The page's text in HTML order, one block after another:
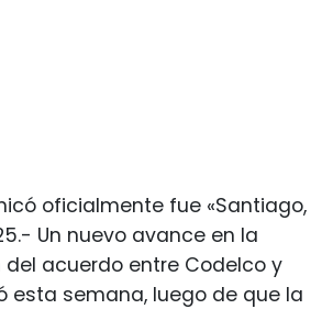
oficialmente fue «Santiago,
Un nuevo avance en la
acuerdo entre Codelco y
esta semana, luego de que la